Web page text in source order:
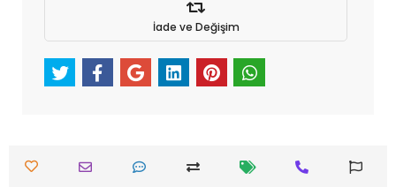
İade ve Değişim